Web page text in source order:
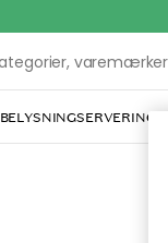
BELYSNINGSERVERING